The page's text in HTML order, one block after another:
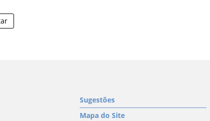
Sugestões
Mapa do Site